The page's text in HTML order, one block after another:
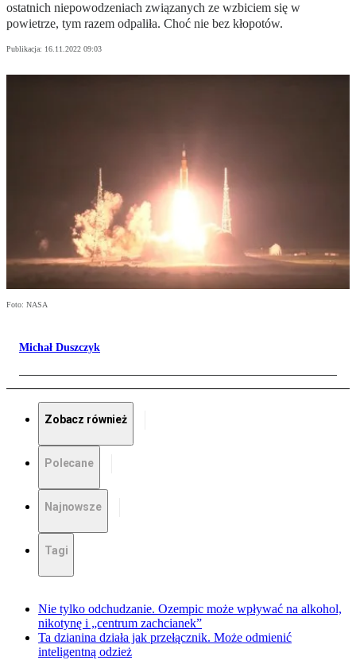
ostatnich niepowodzeniach związanych ze wzbiciem się w
powietrze, tym razem odpaliła. Choć nie bez kłopotów.
Publikacja: 16.11.2022 09:03
Foto: NASA
Michał Duszczyk
Zobacz również
Polecane
Najnowsze
Tagi
Nie tylko odchudzanie. Ozempic może wpływać na alkohol,
nikotynę i „centrum zachcianek”
Ta dzianina działa jak przełącznik. Może odmienić
inteligentną odzież